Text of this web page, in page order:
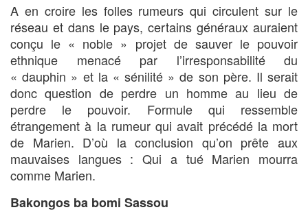
A en croire les folles rumeurs qui circulent sur le
réseau et dans le pays, certains généraux auraient
conçu le « noble » projet de sauver le pouvoir
ethnique menacé par l’irresponsabilité du
« dauphin » et la « sénilité » de son père. Il serait
donc question de perdre un homme au lieu de
perdre le pouvoir. Formule qui ressemble
étrangement à la rumeur qui avait précédé la mort
de Marien. D’où la conclusion qu’on prête aux
mauvaises langues : Qui a tué Marien mourra
comme Marien.
Bakongos ba bomi Sassou